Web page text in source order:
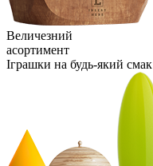
Величезний
асортимент
Іграшки на будь-який смак